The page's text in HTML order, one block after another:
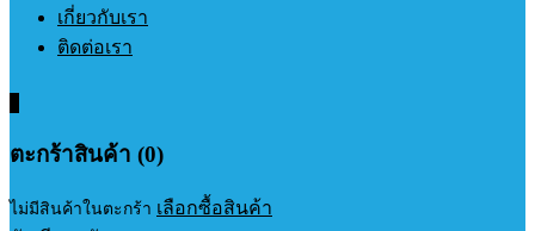
เกี่ยวกับเรา
ติดต่อเรา
ตะกร้าสินค้า (0)
ไม่มีสินค้าในตะกร้า เลือกซื้อสินค้า